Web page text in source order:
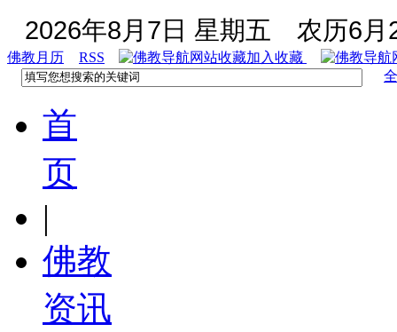
2026年8月7日 星期五 农历6月
佛教月历 RSS
加入收藏
首
页
|
佛教
资讯